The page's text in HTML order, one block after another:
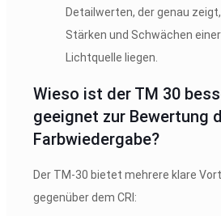
Detailwerten, der genau
Stärken und Schwächen einer
Lichtquelle liegen.
Wieso ist der TM 30
geeignet zur Bewertung
Farbwiedergabe?
Der TM-30 bietet mehrere klare
gegenüber dem CRI: